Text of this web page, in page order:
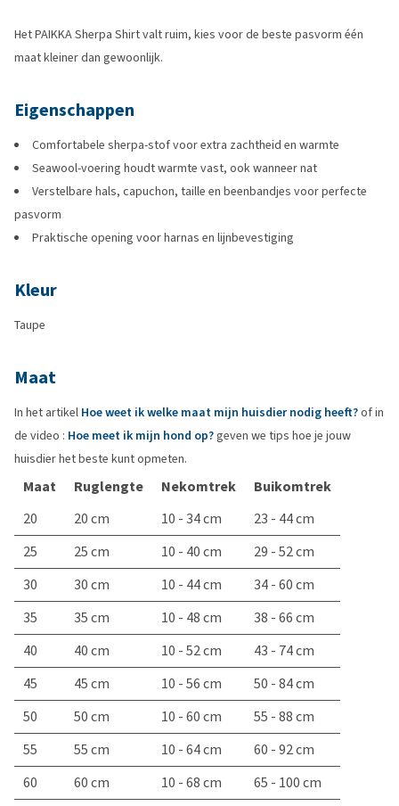
Het PAIKKA Sherpa Shirt valt ruim, kies voor de beste pasvorm één
maat kleiner dan gewoonlijk.
Eigenschappen
Comfortabele sherpa-stof voor extra zachtheid en warmte
Seawool-voering houdt warmte vast, ook wanneer nat
Verstelbare hals, capuchon, taille en beenbandjes voor perfecte
pasvorm
Praktische opening voor harnas en lijnbevestiging
Kleur
Taupe
Maat
In het artikel Hoe weet ik welke maat mijn huisdier nodig heeft?of in
de video : Hoe meet ik mijn hond op?geven we tips hoe je jouw
huisdier het beste kunt opmeten.
Maat Ruglengte Nekomtrek
Buikomtrek
20
20 cm 10 - 34 cm
23 - 44 cm
25
25 cm 10 - 40 cm
29 - 52 cm
30
30 cm 10 - 44 cm
34 - 60 cm
35
35 cm 10 - 48 cm
38 - 66 cm
40
40 cm 10 - 52 cm
43 - 74 cm
45
45 cm 10 - 56 cm
50 - 84 cm
50
50 cm 10 - 60 cm
55 - 88 cm
55
55 cm 10 - 64 cm
60 - 92 cm
60
60 cm 10 - 68 cm 65 - 100 cm